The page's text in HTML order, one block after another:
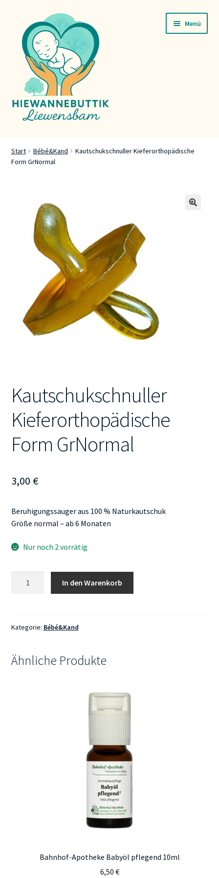
Navigation
springen
Inhalt
springen
Menü
Servicer
Kontakt
Start Bébé&Kand
Kautschukschnuller Kieferorthopädische
Form GrNormal
Kautschukschnuller
Kieferorthopädische
Form GrNormal
3,00 €
Beruhigungssauger aus 100 % Naturkautschuk
Größe normal – ab 6 Monaten
Nur noch 2 vorrätig
Menge
In den Warenkorb
Kategorie: Bébé&Kand
Ähnliche Produkte
Bahnhof-Apotheke Babyöl pflegend 10ml
6,50 €